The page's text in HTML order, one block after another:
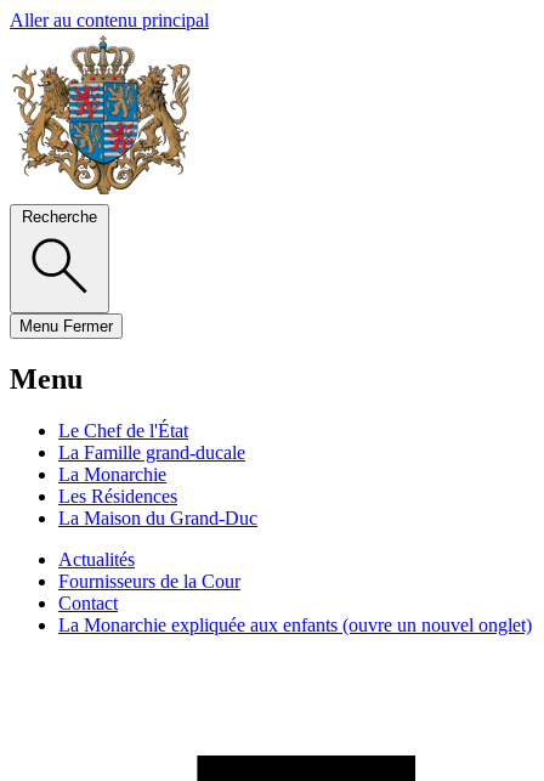
Aller au contenu principal
Recherche
Menu Fermer
Menu
Le Chef de l'État
La Famille grand-ducale
La Monarchie
Les Résidences
La Maison du Grand-Duc
Actualités
Fournisseurs de la Cour
Contact
La Monarchie expliquée aux enfants (ouvre un nouvel onglet)